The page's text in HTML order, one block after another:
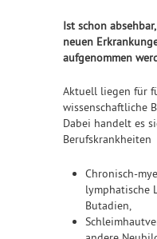
Ist schon
neuen
aufgenommen
Aktuell liegen für
wissenschaftliche
Dabei handelt es
Berufskrankheiten
Chronisch-
lymphatische
Butadien,